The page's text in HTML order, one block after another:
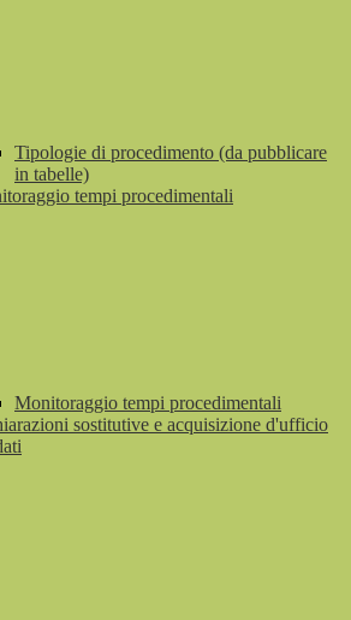
Tipologie di procedimento (da pubblicare
in tabelle)
tempi procedimentali
Monitoraggio tempi procedimentali
sostitutive e acquisizione d'ufficio